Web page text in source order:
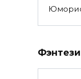
Фэнтези